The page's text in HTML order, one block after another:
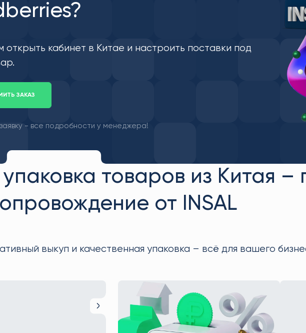
открыть кабинет в Китае и настроить поставки под
ЗАКАЗ
- все подробности у менеджера!
товаров из Китая –
от INSAL
выкуп и качественная упаковка – всё для вашего